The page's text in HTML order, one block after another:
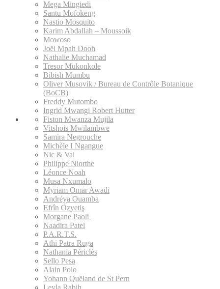
Mega Mingiedi
Santu Mofokeng
Nastio Mosquito
Karim Abdallah – Moussoik
Mowoso
Joël Mpah Dooh
Nathalie Muchamad
Tresor Mukonkole
Bibish Mumbu
Oliver Musovik / Bureau de Contrôle Botanique
(BoCB)
Freddy Mutombo
Ingrid Mwangi Robert Hutter
Fiston Mwanza Mujila
Vitshois Mwilambwe
Samira Negrouche
Michèle I Ngangue
Nic & Val
Philippe Niorthe
Léonce Noah
Musa Nxumalo
Myriam Omar Awadi
Andréya Ouamba
Efrîn Özyetiş
Morgane Paoli
Naadira Patel
P.A.R.T.S.
Athi Patra Ruga
Nathania Périclès
Sello Pesa
Alain Polo
Yohann Quëland de St Pern
Leyla Rabih